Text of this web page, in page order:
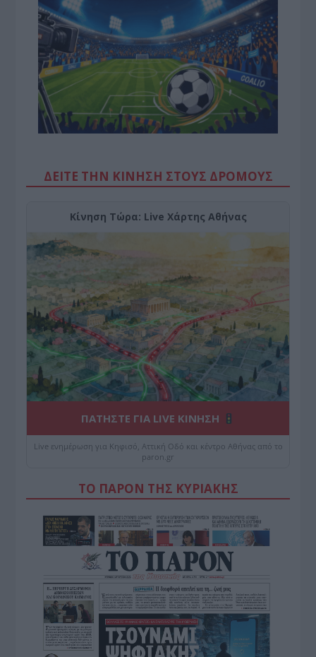
ΔΕΙΤΕ ΤΗΝ ΚΙΝΗΣΗ ΣΤΟΥΣ ΔΡΌΜΟΥΣ
Κίνηση Τώρα: Live Χάρτης Αθήνας
ΠΑΤΗΣΤΕ ΓΙΑ LIVE ΚΙΝΗΣΗ
Live ενημέρωση για Κηφισό, Αττική Οδό και κέντρο Αθήνας από το
paron.gr
ΤΟ ΠΑΡΟΝ ΤΗΣ ΚΥΡΙΑΚΗΣ